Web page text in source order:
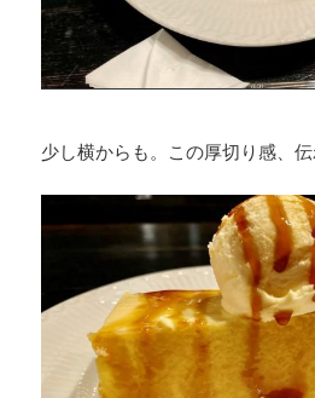
少し横からも。この厚切り感、伝